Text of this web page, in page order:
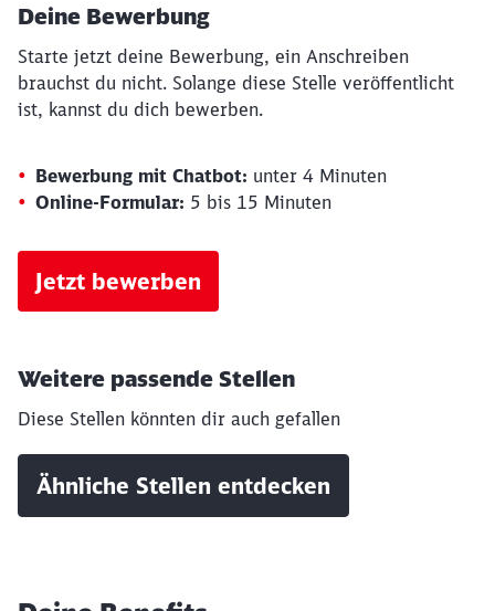
Deine Bewerbung
Starte jetzt deine Bewerbung, ein Anschreiben
brauchst du nicht. Solange diese Stelle veröffentlicht
ist, kannst du dich bewerben.
Bewerbung mit Chatbot: unter 4 Minuten
Online-Formular: 5 bis 15 Minuten
Jetzt bewerben
Weitere passende Stellen
Diese Stellen könnten dir auch gefallen
Ähnliche Stellen entdecken